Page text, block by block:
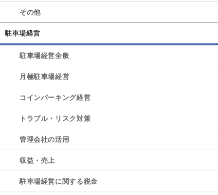
その他
駐車場経営
駐車場経営全般
月極駐車場経営
コインパーキング経営
トラブル・リスク対策
管理会社の活用
収益・売上
駐車場経営に関する税金